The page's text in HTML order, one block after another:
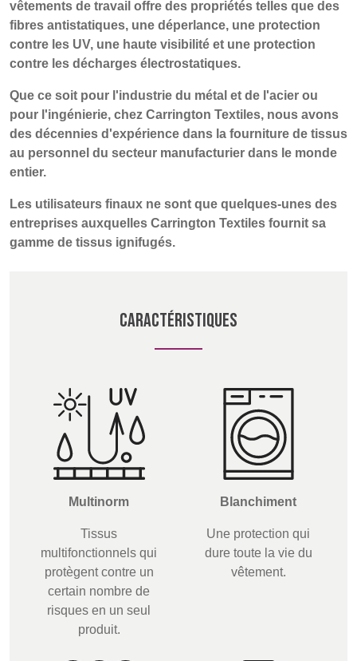
NAUMD 2026 (1)
FUTURE FORCES
(1)
SLOVAKIA
LATVIA
FRANCE, ITALY,
MOROCCO,
PORTUGAL, SPAIN
& TUNISIA
AUSTRIA &
ROMANIA
UK, NORTHERN
IRELAND & REPUBLIC
OF IRELAND
vêtements de travail offre des propriétés telles que des
fibres antistatiques, une déperlance, une protection
contre les UV, une haute visibilité et une protection
contre les décharges électrostatiques.
Que ce soit pour l'industrie du métal et de l'acier ou
pour l'ingénierie, chez Carrington Textiles, nous avons
des décennies d'expérience dans la fourniture de tissus
au personnel du secteur manufacturier dans le monde
entier.
Les utilisateurs finaux ne sont que quelques-unes des
entreprises auxquelles Carrington Textiles fournit sa
gamme de tissus ignifugés.
CARACTÉRISTIQUES
Multinorm
Tissus
multifonctionnels qui
protègent contre un
certain nombre de
risques en un seul
produit.
Blanchiment
Une protection qui
dure toute la vie du
vêtement.